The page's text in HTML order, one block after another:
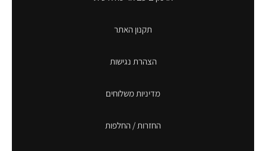
תקנון האתר
הצהרת נגישות
מדיניות משלוחים
החזרות / החלפות